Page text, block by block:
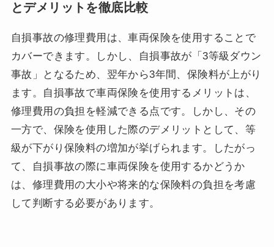
とデメリットを徹底比較
自損事故の修理費用は、車両保険を使用することで
カバーできます。しかし、自損事故が「3等級ダウン
事故」となるため、翌年から3年間、保険料が上がり
ます。自損事故で車両保険を使用するメリットは、
修理費用の負担を軽減できる点です。しかし、その
一方で、保険を使用した際のデメリットとして、等
級が下がり保険料の増加が挙げられます。したがっ
て、自損事故の際に車両保険を使用するかどうか
は、修理費用の大小や将来的な保険料の負担を考慮
して判断する必要があります。